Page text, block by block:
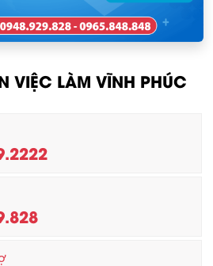
– QC
VIỆC LÀM VĨNH PHÚC